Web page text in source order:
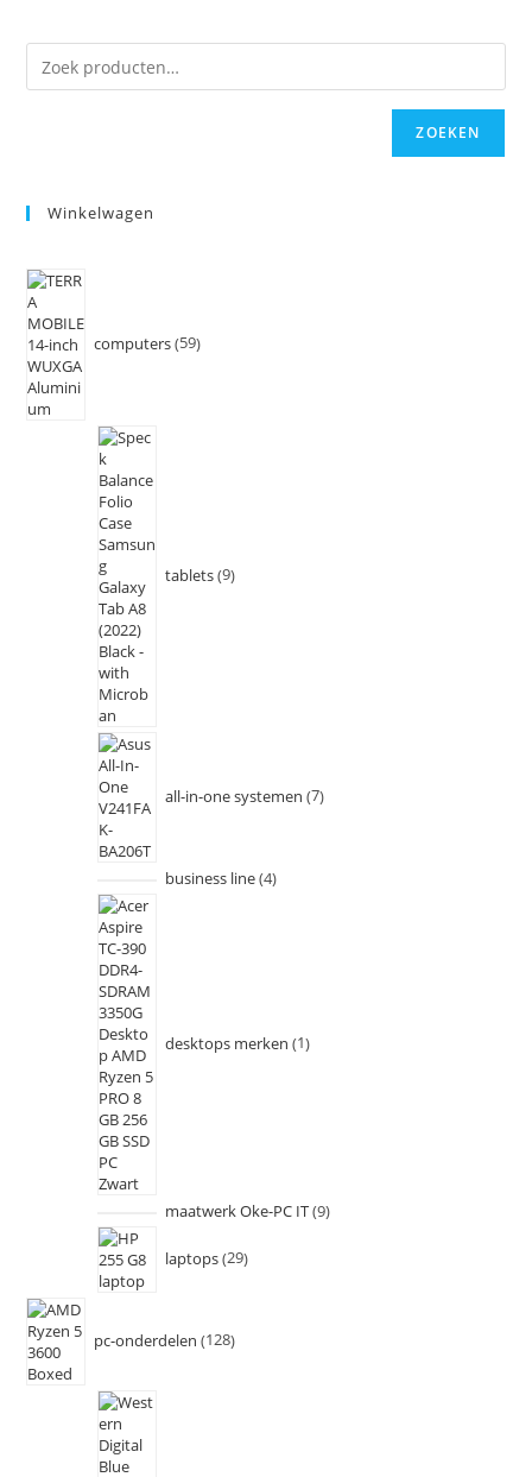
ZOEKEN
Winkelwagen
computers 59
tablets 9
all-in-one systemen 7
business line 4
desktops merken 1
maatwerk Oke-PC IT 9
laptops 29
pc-onderdelen 128